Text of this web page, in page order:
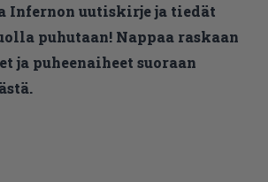
Infernon uutiskirje ja tiedät
puhutaan! Nappaa raskaan
ja puheenaiheet suoraan